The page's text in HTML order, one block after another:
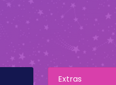
Extras